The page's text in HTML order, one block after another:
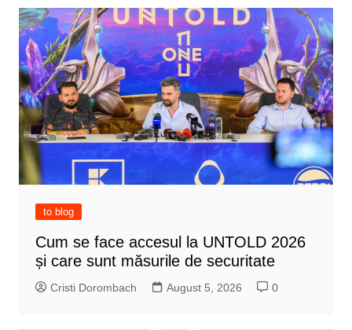
to blog
Cum se face accesul la UNTOLD 2026
și care sunt măsurile de securitate
Cristi Dorombach August 5, 2026 0